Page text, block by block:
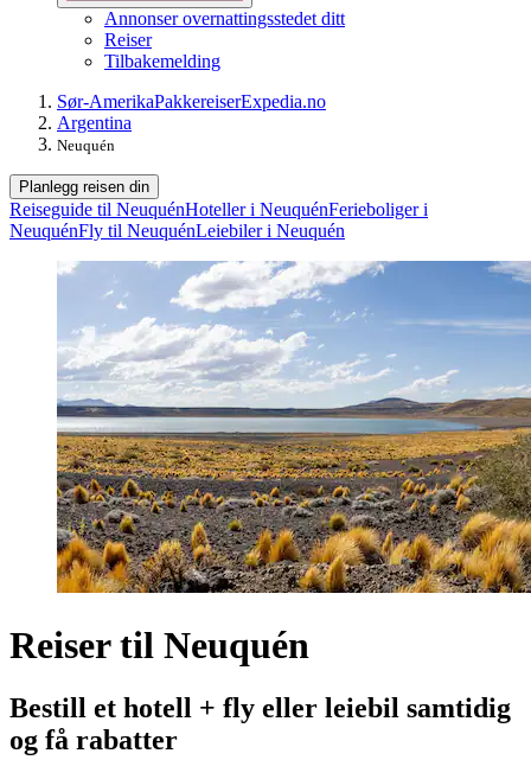
Annonser overnattingsstedet ditt
Reiser
Tilbakemelding
Sør-AmerikaPakkereiserExpedia.no
Argentina
Neuquén
Planlegg reisen din
Reiseguide til NeuquénHoteller i NeuquénFerieboliger i
NeuquénFly til NeuquénLeiebiler i Neuquén
Reiser til Neuquén
Bestill et hotell + fly eller leiebil samtidig
og få rabatter